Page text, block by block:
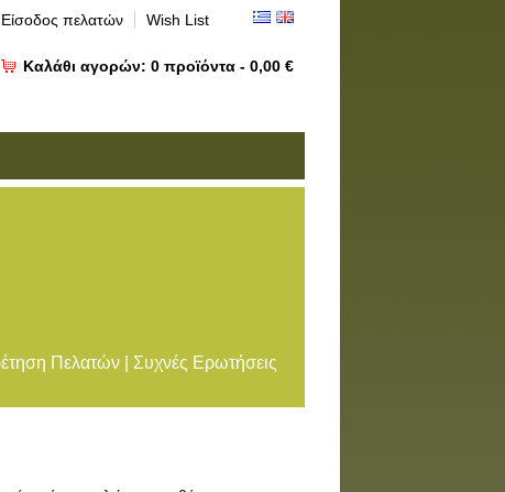
Είσοδος πελατών Wish List
Καλάθι αγορών: 0 προϊόντα - 0,00 €
Πελατών | Συχνές Ερωτήσεις